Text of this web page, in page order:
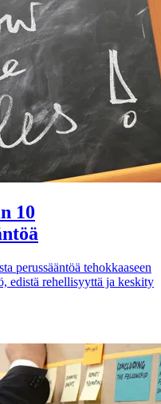
10
perussääntöä tehokkaaseen
edistä rehellisyyttä ja keskity